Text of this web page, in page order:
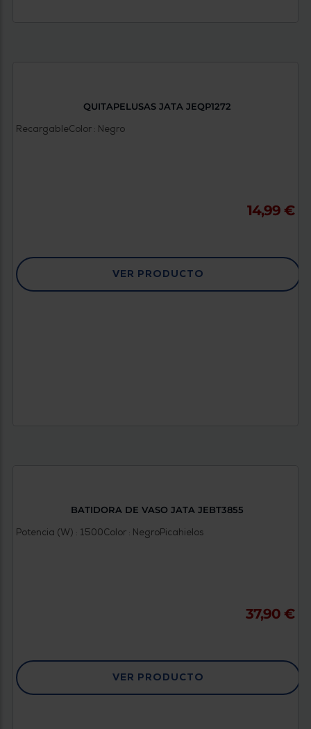
QUITAPELUSAS JATA JEQP1272
RecargableColor : Negro
14,99 €
VER PRODUCTO
BATIDORA DE VASO JATA JEBT3855
Potencia (W) : 1500Color : NegroPicahielos
37,90 €
VER PRODUCTO